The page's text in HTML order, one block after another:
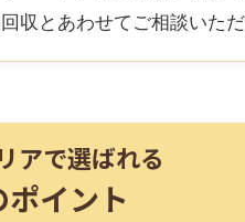
収とあわせてご相談いただ
アで選ばれる
イント